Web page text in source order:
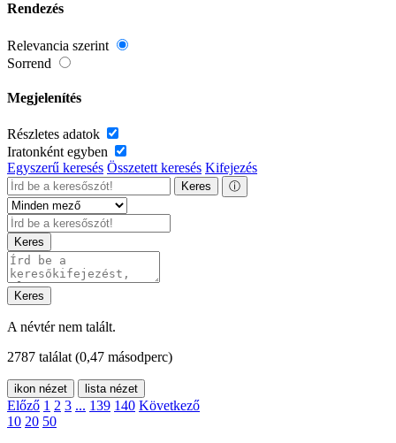
Rendezés
Relevancia szerint
Sorrend
Megjelenítés
Részletes adatok
Iratonként egyben
Egyszerű keresés Összetett keresés Kifejezés
Keres ⓘ
Keres
Keres
A névtér nem talált.
2787 találat (0,47 másodperc)
ikon nézet lista nézet
Előző 1 2 3 ... 139 140 Következő
10 20 50